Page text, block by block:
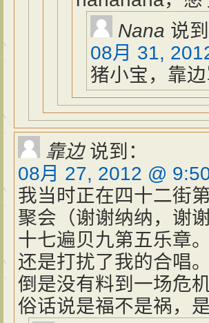
Nana 说到
08月 31,
猪小宝，靠
靠边 说到：
08月 27, 2012 @
我当时正在四十二街
聚会（谢谢纳纳，谢
十七遍贝九第五乐章
还是打扰了我的合唱
倒是没有料到一场危
俗话说是福不是祸，